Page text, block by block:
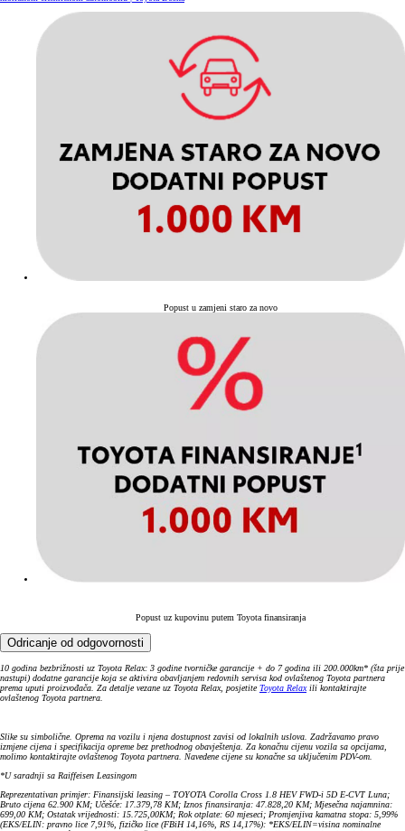
Popust u zamjeni staro za novo
Popust uz kupovinu putem Toyota finansiranja
Odricanje od odgovornosti
10 godina bezbrižnosti uz Toyota Relax: 3 godine tvorničke garancije + do 7 godina ili 200.000km* (šta prije
nastupi) dodatne garancije koja se aktivira obavljanjem redovnih servisa kod ovlaštenog Toyota partnera
prema uputi proizvođača. Za detalje vezane uz Toyota Relax, posjetiteToyota Relaxili kontaktirajte
ovlaštenog Toyota partnera.
Slike su simbolične. Oprema na vozilu i njena dostupnost zavisi od lokalnih uslova. Zadržavamo pravo
izmjene cijena i specifikacija opreme bez prethodnog obavještenja. Za konačnu cijenu vozila sa opcijama,
molimo kontaktirajte ovlaštenog Toyota partnera. Navedene cijene su konačne sa uključenim PDV-om.
*U saradnji sa Raiffeisen Leasingom
Reprezentativan primjer: Finansijski leasing – TOYOTA Corolla Cross 1.8 HEV FWD-i 5D E-CVT Luna;
Bruto cijena 62.900 KM; Učešće: 17.379,78 KM; Iznos finansiranja: 47.828,20 KM; Mjesečna najamnina:
699,00 KM; Ostatak vrijednosti: 15.725,00KM; Rok otplate: 60 mjeseci; Promjenjiva kamatna stopa: 5,99%
(EKS/ELIN: pravno lice 7,91%, fizičko lice (FBiH 14,16%, RS 14,17%): *EKS/ELIN=visina nominalne